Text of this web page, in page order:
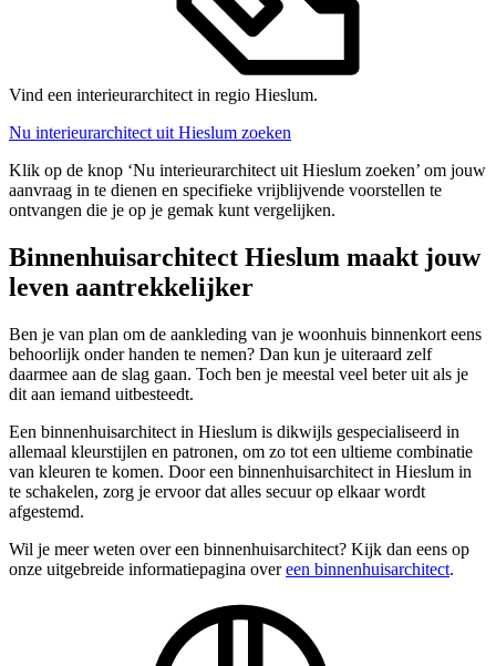
Vind een interieurarchitect in regio Hieslum.
Nu interieurarchitect uit Hieslum zoeken
Klik op de knop ‘Nu interieurarchitect uit Hieslum zoeken’ om jouw
aanvraag in te dienen en specifieke vrijblijvende voorstellen te
ontvangen die je op je gemak kunt vergelijken.
Binnenhuisarchitect Hieslum maakt jouw
leven aantrekkelijker
Ben je van plan om de aankleding van je woonhuis binnenkort eens
behoorlijk onder handen te nemen? Dan kun je uiteraard zelf
daarmee aan de slag gaan. Toch ben je meestal veel beter uit als je
dit aan iemand uitbesteedt.
Een binnenhuisarchitect in Hieslum is dikwijls gespecialiseerd in
allemaal kleurstijlen en patronen, om zo tot een ultieme combinatie
van kleuren te komen. Door een binnenhuisarchitect in Hieslum in
te schakelen, zorg je ervoor dat alles secuur op elkaar wordt
afgestemd.
Wil je meer weten over een binnenhuisarchitect? Kijk dan eens op
onze uitgebreide informatiepagina overeen binnenhuisarchitect.